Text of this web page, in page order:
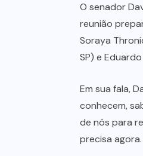
O senador
reunião
Soraya
SP) e
Em sua fala,
conhecem,
de nós para
precisa